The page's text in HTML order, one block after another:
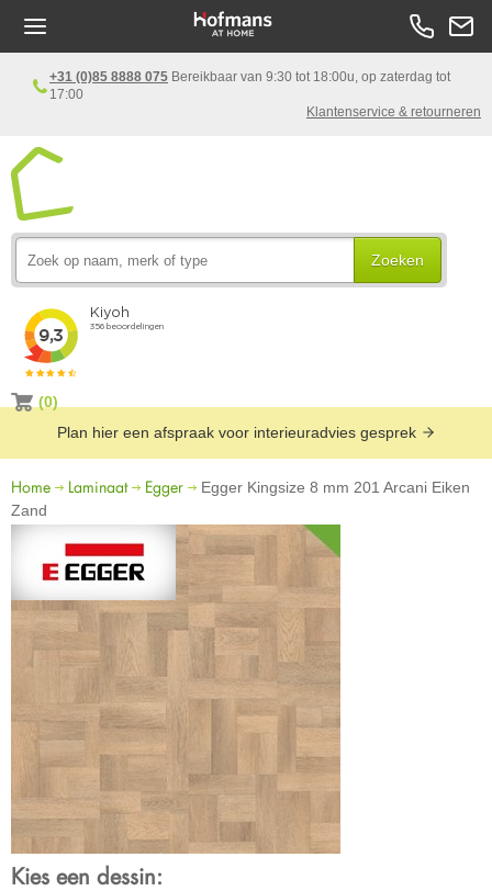
+31 (0)85 8888 075 Bereikbaar van 9:30 tot 18:00u, op zaterdag tot
17:00
Klantenservice & retourneren
Zoeken
(0)
Plan hier een afspraak voor interieuradvies gesprek
Home Laminaat Egger
Egger Kingsize 8 mm 201 Arcani Eiken
Zand
Kies een dessin: